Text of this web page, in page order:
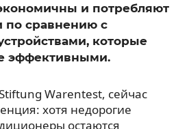
и потребляют
по сравнению с
которые
эффективными.
Warentest, сейчас
хотя недорогие
остаются